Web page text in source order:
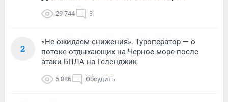
29 744 3
2
«Не ожидаем снижения». Туроператор — о
потоке отдыхающих на Черное море после
атаки БПЛА на Геленджик
6 886 Обсудить